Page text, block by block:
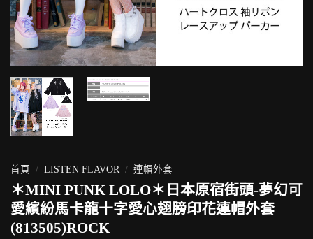
首頁 / LISTEN FLAVOR / 連帽外套
＊MINI PUNK LOLO＊日本原宿街頭-夢幻可
愛繽紛馬卡龍十字愛心翅膀印花連帽外套
(813505)ROCK